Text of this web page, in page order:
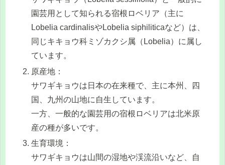
園芸用として知られる宿根ロベリア（主に
Lobelia cardinalisやLobelia siphiliticaなど）は、
同じキキョウ科ミゾカクシ属（Lobelia）に属し
ています。
原産地：
サワギキョウは日本の在来種で、主に本州、四
国、九州の山地に自生しています。
一方、一般的な園芸用の宿根ロベリアは北米原
産の種が多いです。
生育環境：
サワギキョウは山間の湿地や渓流沿いなど、自